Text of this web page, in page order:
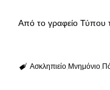
Από το γραφείο Τύπου
Ασκληπιείο Μνημόνιο